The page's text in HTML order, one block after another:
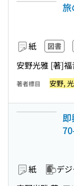
旅
紙 図書
安野光雅 [著]
著者標目 安野,
紙 デ